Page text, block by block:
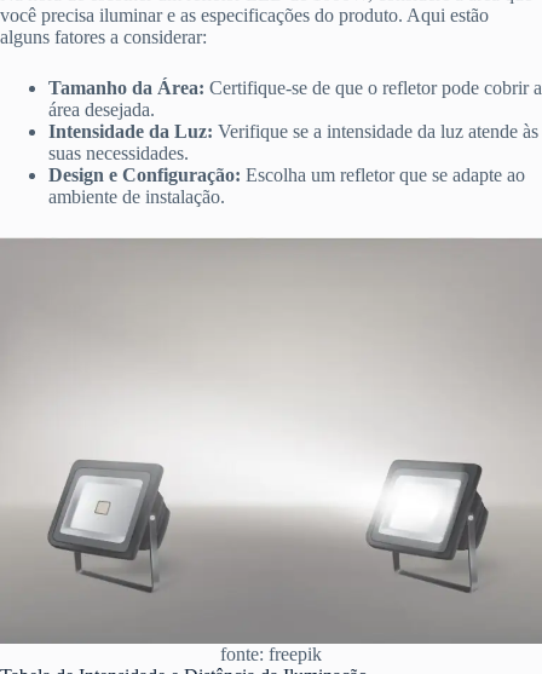
você precisa iluminar e as especificações do produto. Aqui estão
alguns fatores a considerar:
Tamanho da Área: Certifique-se de que o refletor pode cobrir a
área desejada.
Intensidade da Luz: Verifique se a intensidade da luz atende às
suas necessidades.
Design e Configuração: Escolha um refletor que se adapte ao
ambiente de instalação.
fonte: freepik